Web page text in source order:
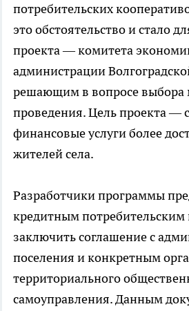
потребительских
это обстоятельство и стало
проекта — комитета
администрации
решающим в вопросе выбора
проведения. Цель проекта —
финансовые услуги более
жителей села.
Разработчики программы
кредитным потребительским
заключить соглашение с
поселения и конкретным
территориального
самоуправления. Данным